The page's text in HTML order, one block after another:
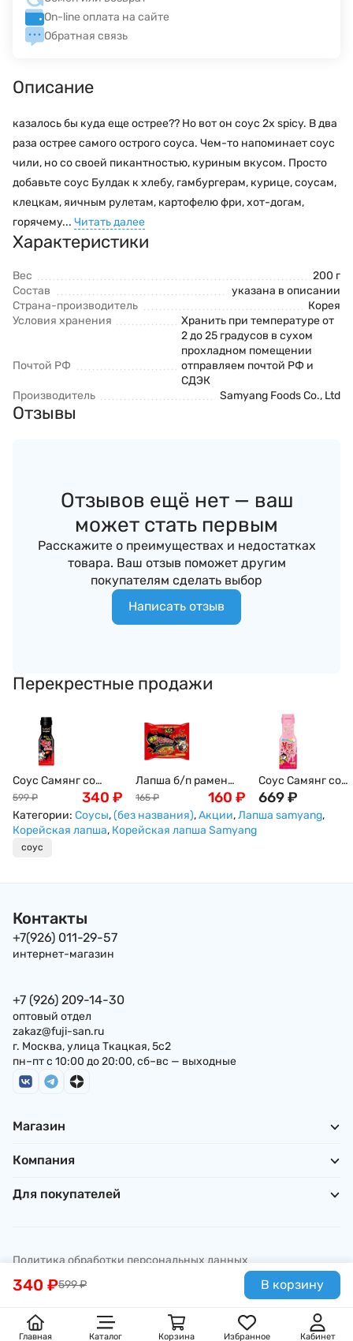
On-line оплата на сайте
Обратная связь
599₽
340 ₽ В корзину
Описание
казалось бы куда еще острее?? Но вот он соус 2х spicy. В два
раза острее самого острого соуса. Чем-то напоминает соус
чили, но со своей пикантностью, куриным вкусом. Просто
добавьте соус Булдак к хлебу, гамбургерам, курице, соусам,
клецкам, яичным рулетам, картофелю фри, хот-догам,
горячему... Читать далее
Характеристики
Вес
200 г
Состав
указана в описании
Страна-производитель
Корея
Условия хранения
Хранить при температуре от
2 до 25 градусов в сухом
прохладном помещении
Почтой РФ
отправляем почтой РФ и
СДЭК
Производитель
Samyang Foods Co., Ltd
Отзывы
Отзывов ещё нет — ваш
может стать первым
Расскажите о преимуществах и недостатках
товара. Ваш отзыв поможет другим
покупателям сделать выбор
Написать отзыв
Перекрестные продажи
Соус Самянг со
вкусом острой
курицы Бульдак
(Buldak Samyang),
200г Корея
599 ₽ 340 ₽
Лапша б/п рамен
экстремальная
острота со вкусом
острой курицы
165 ₽ 160 ₽
Соус Самянг со
вкусом острой
курицы Бульдак
Карбонара
669₽
Категории: Соусы,(без названия),Акции,Лапша samyang,
Корейская лапша, Корейская лапша Samyang
соус
Главная Каталог Корзина Избранное Кабинет
Контакты
+7(926) 011-29-57
интернет-магазин
+7 (926) 209-14-30
оптовый отдел
zakaz@fuji-san.ru
г. Москва, улица Ткацкая, 5с2
пн–пт с 10:00 до 20:00, сб–вс — выходные
Магазин
Компания
Для покупателей
Политика обработки персональных данных